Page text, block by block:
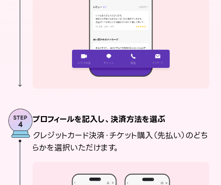
プロフィールを記入し、決済方法を選ぶ
クレジットカード決済・チケット購入（先払い）のどち
らかを選択いただけます。